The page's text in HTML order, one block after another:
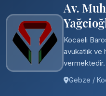
Av.
Kocaeli
avukatlık ve
vermektedir.
Gebze /